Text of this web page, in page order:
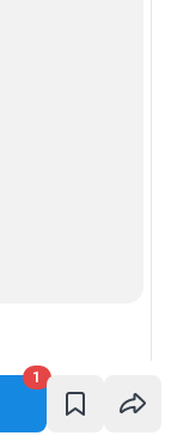
1